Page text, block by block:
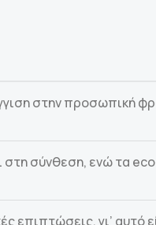
στην προσωπική
στη σύνθεση, ενώ τα
επιπτώσεις, γι’ αυτό